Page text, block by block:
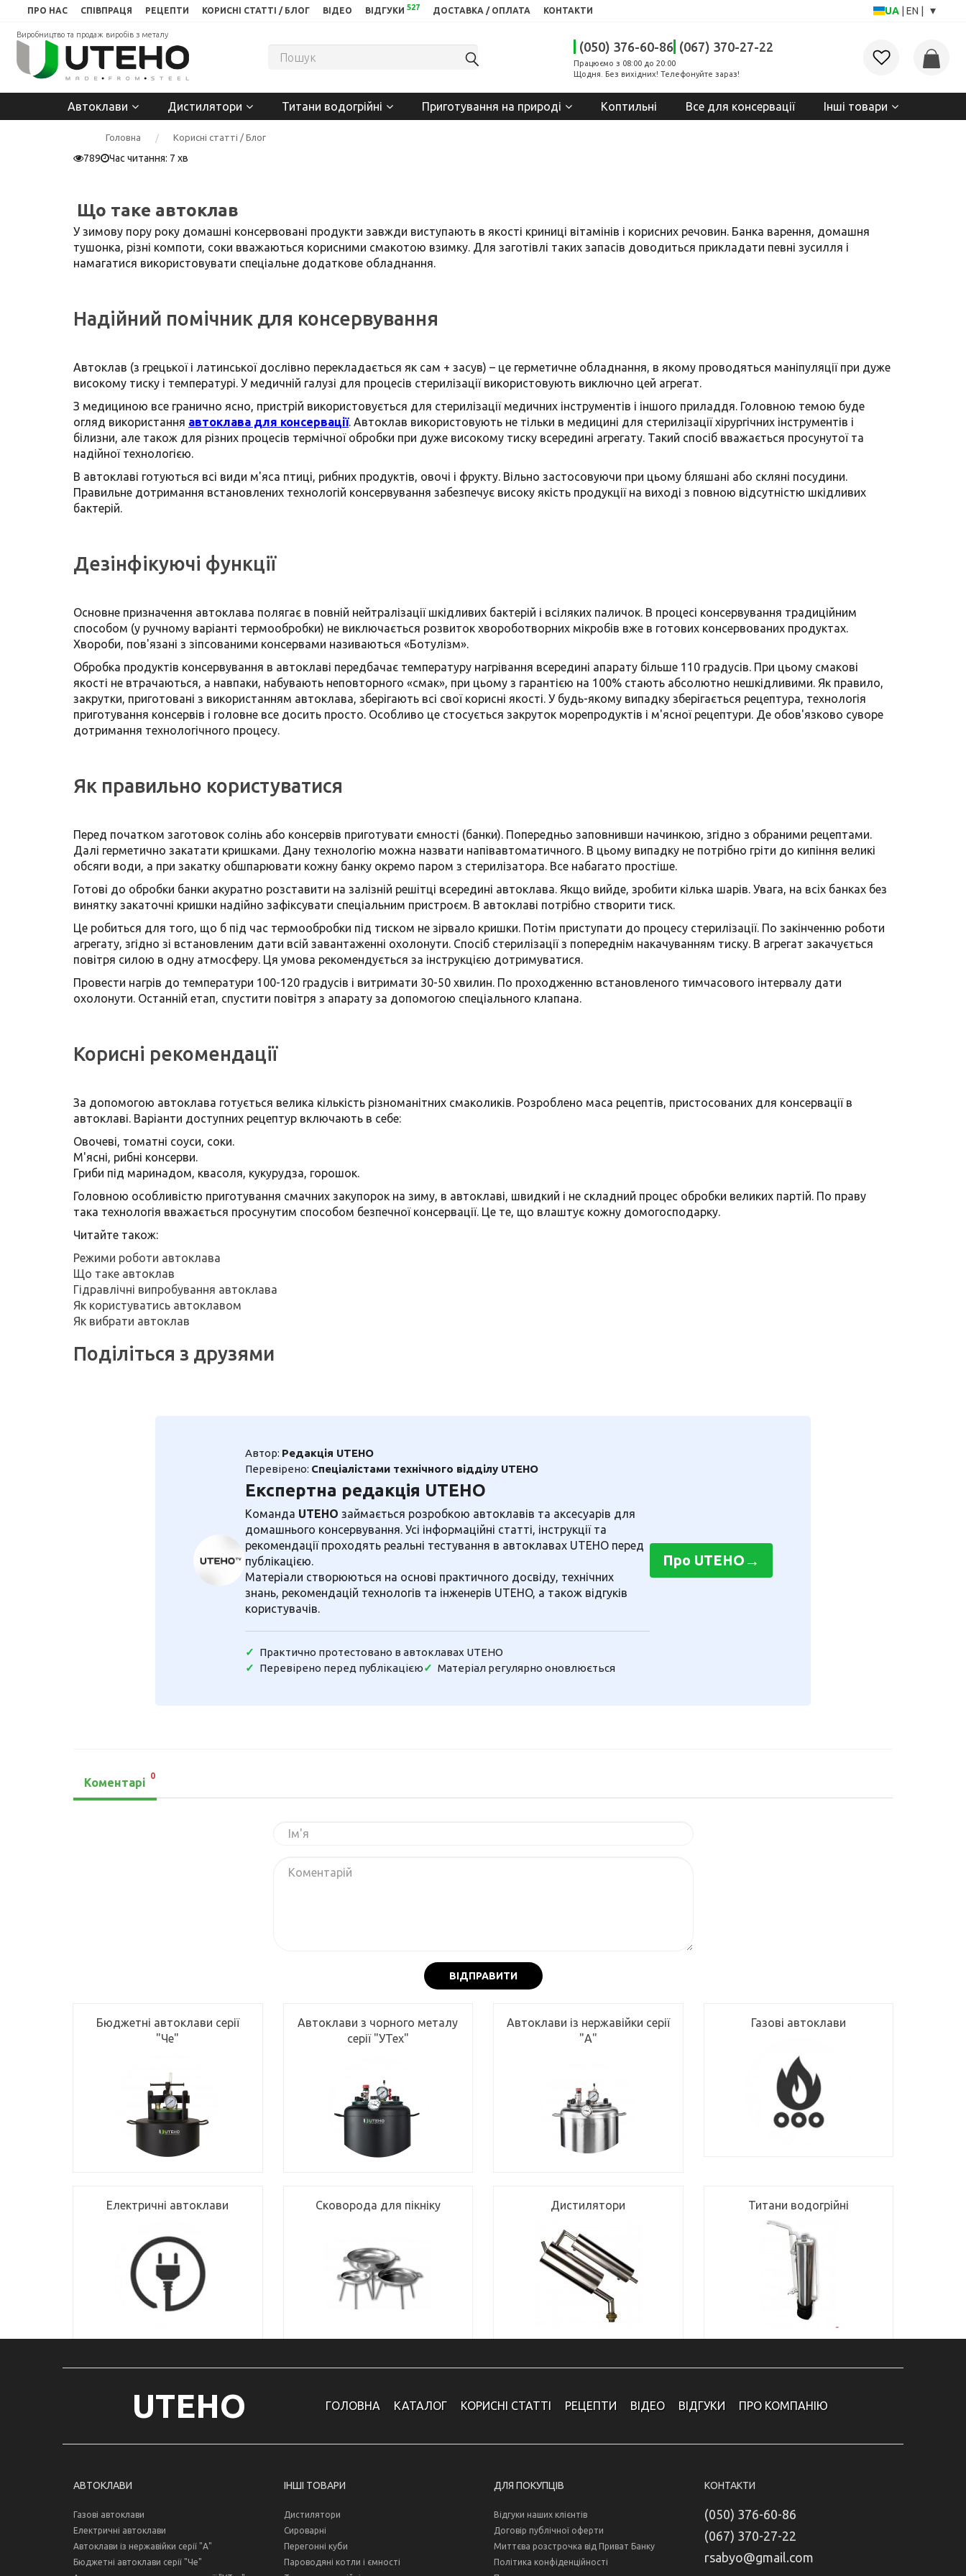
ПРО НАС СПІВПРАЦЯ РЕЦЕПТИ КОРИСНІ СТАТТІ / БЛОГ ВІДЕО ВІДГУКИ 527 ДОСТАВКА / ОПЛАТА КОНТАКТИ UA EN ▾
Виробництво та продаж виробів з металу
(050) 376-60-86 (067) 370-27-22
Працюємо з 08:00 до 20:00
Щодня. Без вихідних! Телефонуйте зараз!
Автоклави Дистилятори Титани водогрійні Приготування на природі Коптильні Все для консервації Інші товари
Головна Корисні статті / Блог
789 Час читання: 7 хв
Що таке автоклав
У зимову пору року домашні консервовані продукти завжди виступають в якості криниці вітамінів і корисних речовин. Банка варення, домашня
тушонка, різні компоти, соки вважаються корисними смакотою взимку. Для заготівлі таких запасів доводиться прикладати певні зусилля і
намагатися використовувати спеціальне додаткове обладнання.
Надійний помічник для консервування
Автоклав (з грецької і латинської дослівно перекладається як сам + засув) – це герметичне обладнання, в якому проводяться маніпуляції при дуже
високому тиску і температурі. У медичній галузі для процесів стерилізації використовують виключно цей агрегат.
З медициною все гранично ясно, пристрій використовується для стерилізації медичних інструментів і іншого приладдя. Головною темою буде
огляд використання автоклава для консервації. Автоклав використовують не тільки в медицині для стерилізації хірургічних інструментів і
білизни, але також для різних процесів термічної обробки при дуже високому тиску всередині агрегату. Такий спосіб вважається просунутої та
надійної технологією.
В автоклаві готуються всі види м'яса птиці, рибних продуктів, овочі і фрукту. Вільно застосовуючи при цьому бляшані або скляні посудини.
Правильне дотримання встановлених технологій консервування забезпечує високу якість продукції на виході з повною відсутністю шкідливих
бактерій.
Дезінфікуючі функції
Основне призначення автоклава полягає в повній нейтралізації шкідливих бактерій і всіляких паличок. В процесі консервування традиційним
способом (у ручному варіанті термообробки) не виключається розвиток хвороботворних мікробів вже в готових консервованих продуктах.
Хвороби, пов'язані з зіпсованими консервами називаються «Ботулізм».
Обробка продуктів консервування в автоклаві передбачає температуру нагрівання всередині апарату більше 110 градусів. При цьому смакові
якості не втрачаються, а навпаки, набувають неповторного «смак», при цьому з гарантією на 100% стають абсолютно нешкідливими. Як правило,
закрутки, приготовані з використанням автоклава, зберігають всі свої корисні якості. У будь-якому випадку зберігається рецептура, технологія
приготування консервів і головне все досить просто. Особливо це стосується закруток морепродуктів і м'ясної рецептури. Де обов'язково суворе
дотримання технологічного процесу.
Як правильно користуватися
Перед початком заготовок солінь або консервів приготувати ємності (банки). Попередньо заповнивши начинкою, згідно з обраними рецептами.
Далі герметично закатати кришками. Дану технологію можна назвати напівавтоматичного. В цьому випадку не потрібно гріти до кипіння великі
обсяги води, а при закатку обшпарювати кожну банку окремо паром з стерилізатора. Все набагато простіше.
Готові до обробки банки акуратно розставити на залізній решітці всередині автоклава. Якщо вийде, зробити кілька шарів. Увага, на всіх банках без
винятку закаточні кришки надійно зафіксувати спеціальним пристроєм. В автоклаві потрібно створити тиск.
Це робиться для того, що б під час термообробки під тиском не зірвало кришки. Потім приступати до процесу стерилізації. По закінченню роботи
агрегату, згідно зі встановленим дати всій завантаженні охолонути. Спосіб стерилізації з попереднім накачуванням тиску. В агрегат закачується
повітря силою в одну атмосферу. Ця умова рекомендується за інструкцією дотримуватися.
Провести нагрів до температури 100-120 градусів і витримати 30-50 хвилин. По проходженню встановленого тимчасового інтервалу дати
охолонути. Останній етап, спустити повітря з апарату за допомогою спеціального клапана.
Корисні рекомендації
За допомогою автоклава готується велика кількість різноманітних смаколиків. Розроблено маса рецептів, пристосованих для консервації в
автоклаві. Варіанти доступних рецептур включають в себе:
Овочеві, томатні соуси, соки.
М'ясні, рибні консерви.
Гриби під маринадом, квасоля, кукурудза, горошок.
Головною особливістю приготування смачних закупорок на зиму, в автоклаві, швидкий і не складний процес обробки великих партій. По праву
така технологія вважається просунутим способом безпечної консервації. Це те, що влаштує кожну домогосподарку.
Читайте також:
Режими роботи автоклава
Що таке автоклав
Гідравлічні випробування автоклава
Як користуватись автоклавом
Як вибрати автоклав
Поділіться з друзями
Автор: Редакція UTEHO
Перевірено: Спеціалістами технічного відділу UTEHO
Експертна редакція UTEHO
Команда UTEHO займається розробкою автоклавів та аксесуарів для
домашнього консервування. Усі інформаційні статті, інструкції та
рекомендації проходять реальні тестування в автоклавах UTEHO перед
публікацією.
Матеріали створюються на основі практичного досвіду, технічних
знань, рекомендацій технологів та інженерів UTEHO, а також відгуків
користувачів.
Практично протестовано в автоклавах UTEHO
Перевірено перед публікацією
Матеріал регулярно оновлюється
Про UTEHO →
Коментарі
0
ВІДПРАВИТИ
Бюджетні автоклави серії
"Че"
Автоклави з чорного металу
серії "УТех"
Автоклави із нержавійки серії
"А"
Газові автоклави
Електричні автоклави Сковорода для пікніку Дистилятори Титани водогрійні
UTEHO ГОЛОВНА КАТАЛОГ КОРИСНІ СТАТТІ РЕЦЕПТИ ВІДЕО ВІДГУКИ ПРО КОМПАНІЮ
АВТОКЛАВИ
Газові автоклави
Електричні автоклави
Автоклави із нержавійки серії "А"
Бюджетні автоклави серії "Че"
ІНШІ ТОВАРИ
Дистилятори
Сироварні
Перегонні куби
Пароводяні котли і ємності
ДЛЯ ПОКУПЦІВ
Відгуки наших клієнтів
Договір публічної оферти
Миттєва розстрочка від Приват Банку
Політика конфіденційності
КОНТАКТИ
(050) 376-60-86
(067) 370-27-22
rsabyo@gmail.com